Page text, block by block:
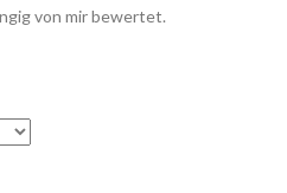
von mir bewertet.